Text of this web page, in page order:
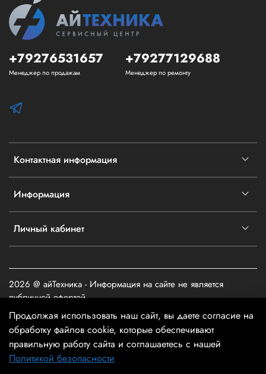
В корзину
Контактная информация
Информация
Личный кабинет
+79276531657
Менеджер по продажам
+79277129688
Менеджер по ремонту
2026 @ айТехника - Информация на сайте не является
публичной офертой
Продолжая использовать наш сайт, вы даете согласие на
обработку файлов cookie, которые обеспечивают
правильную работу сайта и соглашаетесь с нашей
Политикой безопасности